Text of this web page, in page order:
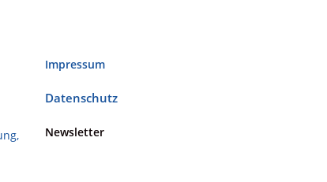
Impressum
Datenschutz
Newsletter